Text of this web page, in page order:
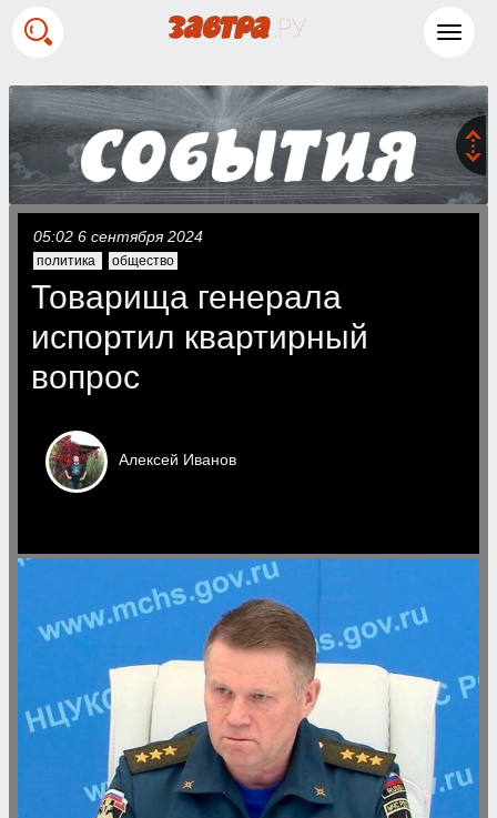
05:02 6 сентября 2024
политика общество
Товарища генерала
испортил квартирный
вопрос
Алексей Иванов